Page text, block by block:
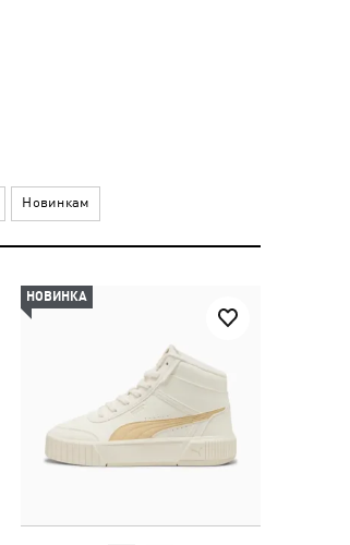
Новинкам
НОВИНКА